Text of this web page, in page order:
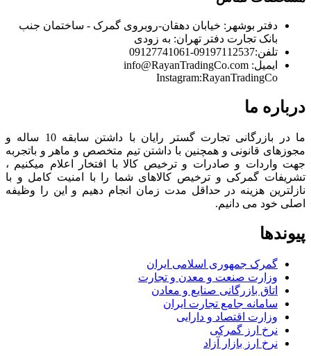
دفتر بوشهر: خیابان دهقان-روبروی گمرک - ساختمان جنب
بانک تجارت دفتر تهران: به زودی
تلفن:09197112537-09127741061
ایمیل: info@RayanTradingCo.com
Instagram:RayanTradingCo
درباره ما
ما در بازرگانی تجارت گستر رایان با داشتن سابقه 10 ساله و
مجوزهای قانونی و همچنین با داشتن تیم متخصص و ماهر و باتجربه
جهت واردات و صادرات و ترخیص کالا با افتخار اعلام میکنیم ،
تشریفات گمرکی و ترخیص کالاهای شما را با امنیت کامل و با
نازلترین هزینه در حداقل مدت زمان انجام دهیم و این را وظیفه
اصلی خود می دانیم.
پیوندها
گمرک جمهوری اسلامی ایران
وزارت صنعت و معدن و تجارت
اتاق بازرگانی صنایع و معادن
سامانه جامع تجارت ایران
وزارت اقتصاد و دارایی
نرخ ارز گمرکی
نرخ ارز بازار آزاد